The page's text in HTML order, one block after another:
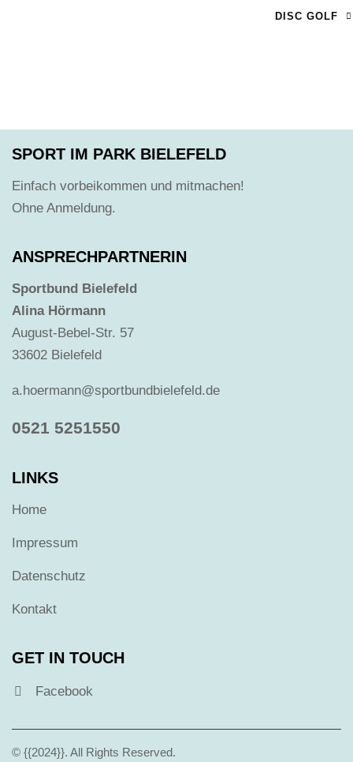
DISC GOLF
SPORT IM PARK BIELEFELD
Einfach vorbeikommen und mitmachen!
Ohne Anmeldung.
ANSPRECHPARTNERIN
Sportbund Bielefeld
Alina Hörmann
August-Bebel-Str. 57
33602 Bielefeld
a.hoermann@sportbundbielefeld.de
0521 5251550
LINKS
Home
Impressum
Datenschutz
Kontakt
GET IN TOUCH
Facebook
© {{2024}}. All Rights Reserved.